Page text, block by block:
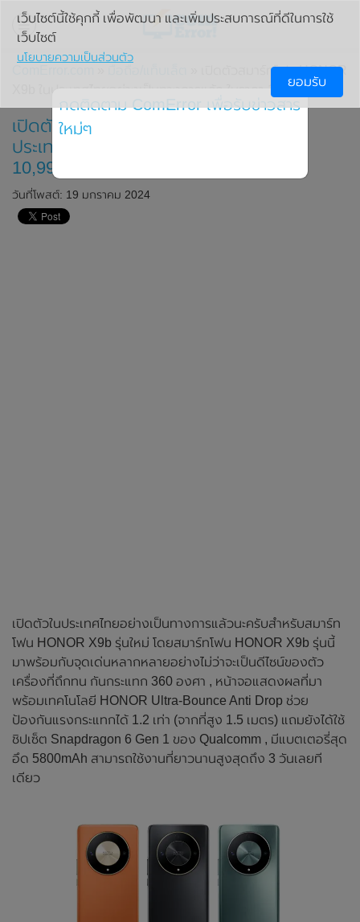
» เปิดตัวสมาร์ทโฟน HONOR
X9b ในประเทศไทยอย่างเป็นทางการแล้ว ในราคา 10,990 บาท
เปิดตัวสมาร์ทโฟน HONOR X9b ใน
ประเทศไทยอย่างเป็นทางการแล้ว ในราคา
10,990 บาท
วันที่โพสต์: 19 มกราคม 2024
เปิดตัวในประเทศไทยอย่างเป็นทางการแล้วนะครับสำหรับสมาร์ท
โฟน HONOR X9b รุ่นใหม่ โดยสมาร์ทโฟน HONOR X9b รุ่นนี้
มาพร้อมกับจุดเด่นหลากหลายอย่างไม่ว่าจะเป็นดีไซน์ของตัว
เครื่องที่ถึกทน กันกระแทก 360 องศา , หน้าจอแสดงผลที่มา
พร้อมเทคโนโลยี HONOR Ultra-Bounce Anti Drop ช่วย
ป้องกันแรงกระแทกได้ 1.2 เท่า (จากที่สูง 1.5 เมตร) แถมยังได้ใช้
ชิปเซ็ต Snapdragon 6 Gen 1 ของ Qualcomm , มีแบตเตอรี่สุด
อึด 5800mAh สามารถใช้งานที่ยาวนานสูงสุดถึง 3 วันเลยที
เดียว
เว็บไซต์นี้ใช้คุกกี้ เพื่อพัฒนา และเพิ่มประสบการณ์ที่ดีในการใช้
เว็บไซต์
นโยบายความเป็นส่วนตัว
ยอมรับ
กดติดตาม ComError เพื่อรับข่าวสาร
ใหม่ๆ